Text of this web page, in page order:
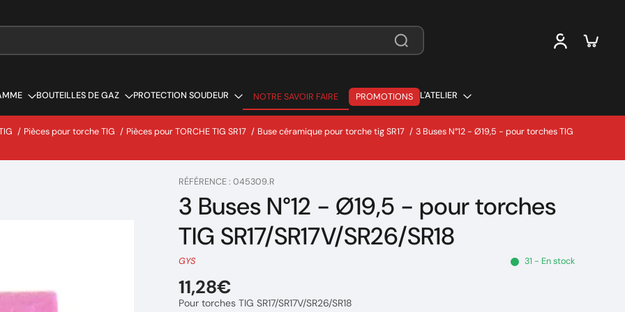
BOUTEILLES DE GAZ PROTECTION SOUDEUR
NOTRE SAVOIR FAIRE
NOTRE SAVOIR FAIRE
PROMOTIONS L'ATELIER
/ Pièces pour torche TIG / Pièces pour TORCHE TIG SR17 / Buse céramique pour torche tig SR17 / 3 Buses N°12 - Ø19,5 - pour torches TIG
RÉFÉRENCE : 045309.R
3 Buses N°12 - Ø19,5 - pour torches
TIG SR17/SR17V/SR26/SR18
GYS 31 - En stock
11,28€
Pour torches TIG SR17/SR17V/SR26/SR18